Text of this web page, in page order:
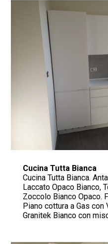
Cucina Tutta Bianca
Cucina Tutta Bianca.
Laccato Opaco Bianco,
Zoccolo Bianco Opaco.
Piano cottura a Gas
Granitek Bianco con